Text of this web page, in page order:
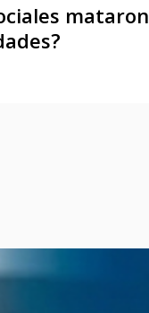
mataron